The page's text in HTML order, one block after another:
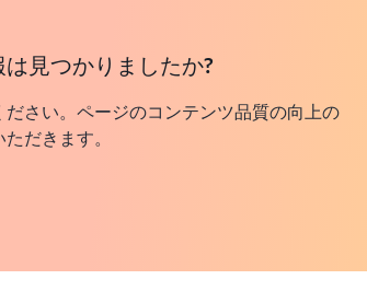
見つかりましたか?
さい。ページのコンテンツ品質の向上の
だきます。